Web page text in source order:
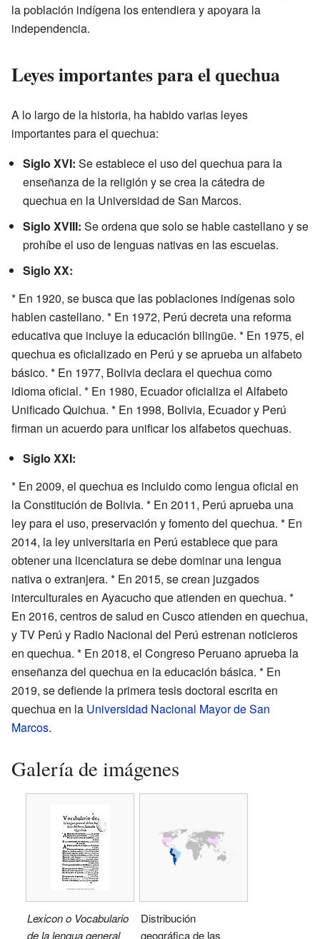
la población indígena los entendiera y apoyara la
independencia.
Leyes importantes para el quechua
A lo largo de la historia, ha habido varias leyes
importantes para el quechua:
Siglo XVI: Se establece el uso del quechua para la
enseñanza de la religión y se crea la cátedra de
quechua en la Universidad de San Marcos.
Siglo XVIII: Se ordena que solo se hable castellano y se
prohíbe el uso de lenguas nativas en las escuelas.
Siglo XX:
* En 1920, se busca que las poblaciones indígenas solo
hablen castellano. * En 1972, Perú decreta una reforma
educativa que incluye la educación bilingüe. * En 1975, el
quechua es oficializado en Perú y se aprueba un alfabeto
básico. * En 1977, Bolivia declara el quechua como
idioma oficial. * En 1980, Ecuador oficializa el Alfabeto
Unificado Quichua. * En 1998, Bolivia, Ecuador y Perú
firman un acuerdo para unificar los alfabetos quechuas.
Siglo XXI:
* En 2009, el quechua es incluido como lengua oficial en
la Constitución de Bolivia. * En 2011, Perú aprueba una
ley para el uso, preservación y fomento del quechua. * En
2014, la ley universitaria en Perú establece que para
obtener una licenciatura se debe dominar una lengua
nativa o extranjera. * En 2015, se crean juzgados
interculturales en Ayacucho que atienden en quechua. *
En 2016, centros de salud en Cusco atienden en quechua,
y TV Perú y Radio Nacional del Perú estrenan noticieros
en quechua. * En 2018, el Congreso Peruano aprueba la
enseñanza del quechua en la educación básica. * En
2019, se defiende la primera tesis doctoral escrita en
quechua en la Universidad Nacional Mayor de San
Marcos.
Galería de imágenes
Lexicon o Vocabulario
de la lengua general
Distribución
geográfica de las